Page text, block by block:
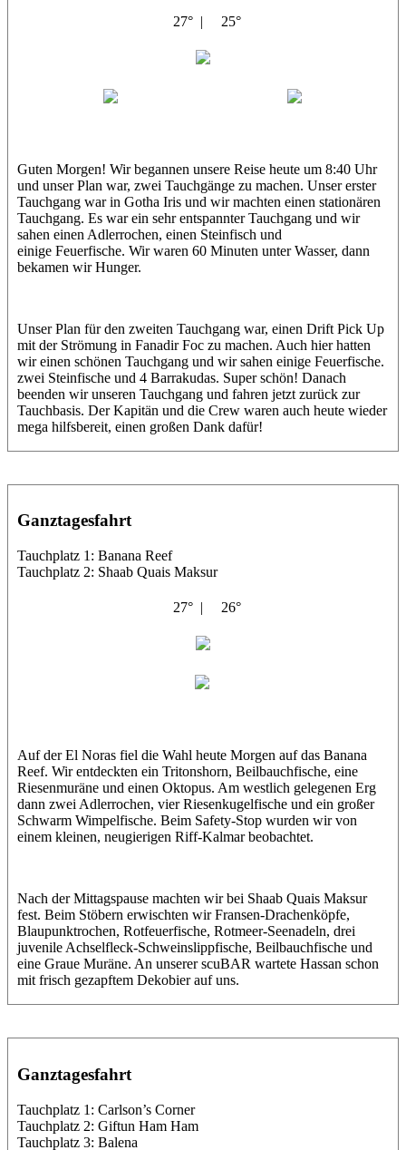
27° | 25°
Guten Morgen! Wir begannen unsere Reise heute um 8:40 Uhr
und unser Plan war, zwei Tauchgänge zu machen. Unser erster
Tauchgang war in Gotha Iris und wir machten einen stationären
Tauchgang. Es war ein sehr entspannter Tauchgang und wir
sahen einen Adlerrochen, einen Steinfisch und
einige Feuerfische. Wir waren 60 Minuten unter Wasser, dann
bekamen wir Hunger.
Unser Plan für den zweiten Tauchgang war, einen Drift Pick Up
mit der Strömung in Fanadir Foc zu machen. Auch hier hatten
wir einen schönen Tauchgang und wir sahen einige Feuerfische.
zwei Steinfische und 4 Barrakudas. Super schön! Danach
beenden wir unseren Tauchgang und fahren jetzt zurück zur
Tauchbasis. Der Kapitän und die Crew waren auch heute wieder
mega hilfsbereit, einen großen Dank dafür!
Ganztagesfahrt
Tauchplatz 1: Banana Reef
Tauchplatz 2: Shaab Quais Maksur
27° | 26°
Auf der El Noras fiel die Wahl heute Morgen auf das Banana
Reef. Wir entdeckten ein Tritonshorn, Beilbauchfische, eine
Riesenmuräne und einen Oktopus. Am westlich gelegenen Erg
dann zwei Adlerrochen, vier Riesenkugelfische und ein großer
Schwarm Wimpelfische. Beim Safety-Stop wurden wir von
einem kleinen, neugierigen Riff-Kalmar beobachtet.
Nach der Mittagspause machten wir bei Shaab Quais Maksur
fest. Beim Stöbern erwischten wir Fransen-Drachenköpfe,
Blaupunktrochen, Rotfeuerfische, Rotmeer-Seenadeln, drei
juvenile Achselfleck-Schweinslippfische, Beilbauchfische und
eine Graue Muräne. An unserer scuBAR wartete Hassan schon
mit frisch gezapftem Dekobier auf uns.
Ganztagesfahrt
Tauchplatz 1: Carlson’s Corner
Tauchplatz 2: Giftun Ham Ham
Tauchplatz 3: Balena